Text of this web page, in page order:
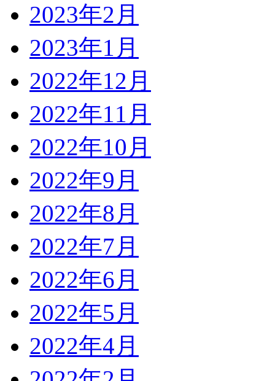
2023年2月
2023年1月
2022年12月
2022年11月
2022年10月
2022年9月
2022年8月
2022年7月
2022年6月
2022年5月
2022年4月